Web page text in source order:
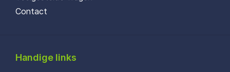
Contact
Handige links